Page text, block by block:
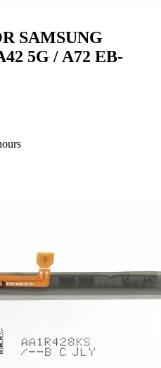
SAMSUNG
5G / A72 EB-